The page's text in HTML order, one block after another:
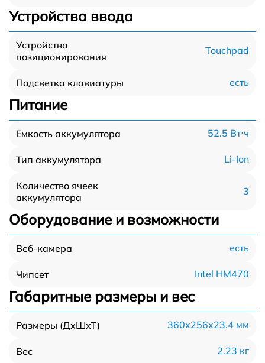
Устройства ввода
Устройства
позиционирования
Touchpad
Подсветка клавиатуры есть
Питание
Емкость аккумулятора 52.5 Вт⋅ч
Тип аккумулятора Li-Ion
Количество ячеек
аккумулятора
3
Оборудование и возможности
Веб-камера есть
Чипсет Intel HM470
Габаритные размеры и вес
Размеры (ДхШхТ) 360x256x23.4 мм
Вес 2.23 кг